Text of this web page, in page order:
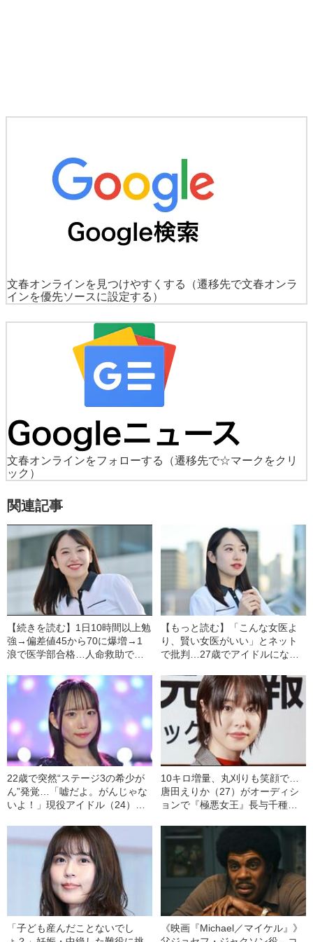
文春オンラインを見つけやすくする
（遷移先で文春オンラ
インを優先ソースに設定する）
文春オンラインをフォローする
（遷移先で☆マークをクリ
ック）
関連記事
【続きを読む】1日10時間以上勉
強→偏差値45から70に爆増→1
浪で医学部合格…人命救助で話
が語る、夢を諦められなかった
学生時代
【もっと読む】「こんな女医よ
り、賢い女医がいい」とネット
で批判…27歳でアイドルになっ
でもアイドル活動を続ける理由
22歳で突然“ステージ3の希少が
ん”発覚…「嘘だよ。がんじゃな
いよ！」現役アイドル（24）が
独な入院生活
10キロ増量、丸刈りも笑顔で…
唐田えりか（27）がオーディシ
ョンで『極悪女王』長与千種役
「子ども産んだことないでし
《映画『Michael／マイケル』》